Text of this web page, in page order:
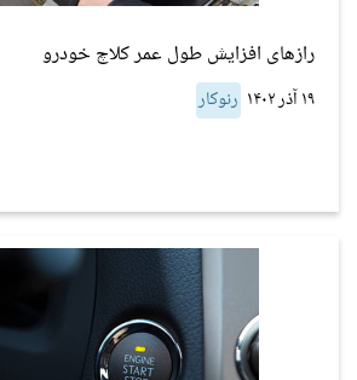
رازهای افزایش طول عمر کلاچ خودرو
۱۹ آذر ۱۴۰۲ رنوکار